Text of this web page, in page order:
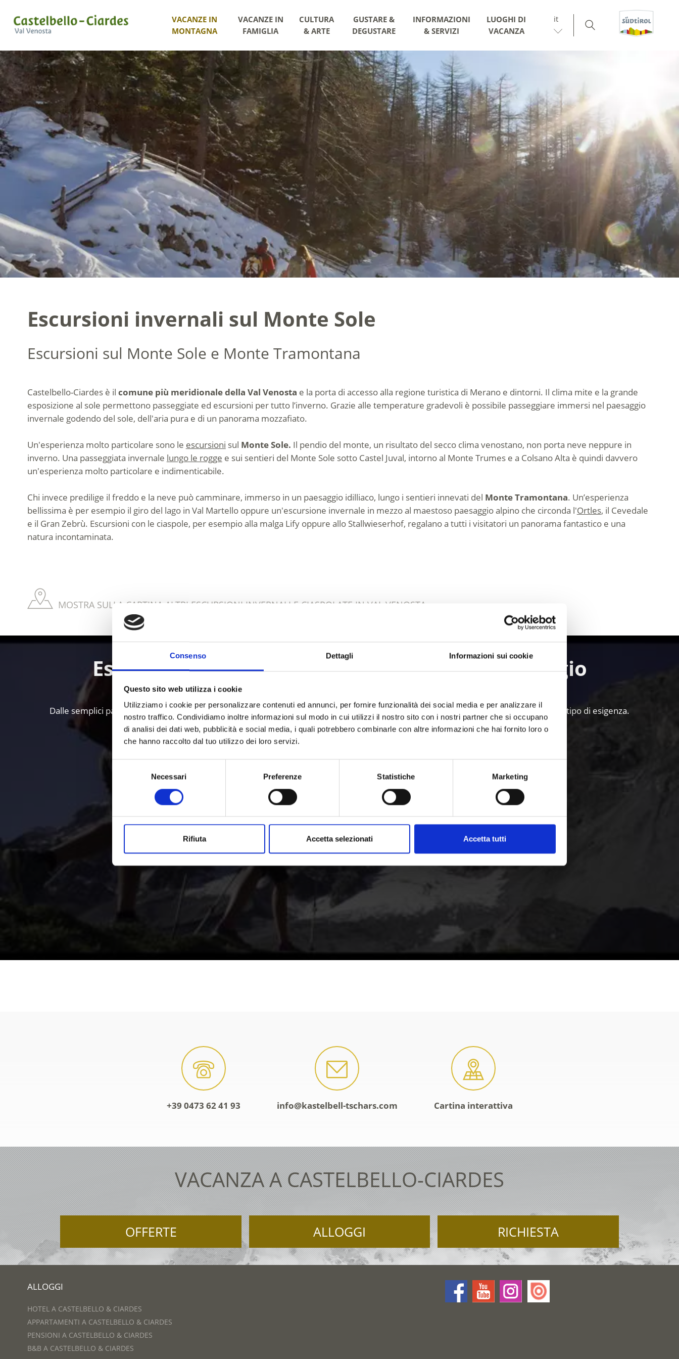
Consenso Dettagli Informazioni sui cookie
Questo sito web utilizza i cookie
Utilizziamo i cookie per personalizzare contenuti ed annunci, per fornire funzionalità dei social media e per analizzare il
nostro traffico. Condividiamo inoltre informazioni sul modo in cui utilizzi il nostro sito con i nostri partner che si occupano
di analisi dei dati web, pubblicità e social media, i quali potrebbero combinarle con altre informazioni che hai fornito loro o
che hanno raccolto dal tuo utilizzo dei loro servizi.
Necessari Preferenze Statistiche Marketing
Rifiuta Accetta selezionati Accetta tutti
VACANZE IN
MONTAGNA
VACANZE IN
FAMIGLIA
CULTURA
& ARTE
GUSTARE &
DEGUSTARE
INFORMAZIONI
& SERVIZI
LUOGHI DI
VACANZA
it
Escursioni invernali sul Monte Sole
Escursioni sul Monte Sole e Monte Tramontana
Castelbello-Ciardes è il comune più meridionale della Val Venosta e la porta di accesso alla regione turistica di Merano e dintorni. Il clima mite e la grande
esposizione al sole permettono passeggiate ed escursioni per tutto l’inverno. Grazie alle temperature gradevoli è possibile passeggiare immersi nel paesaggio
invernale godendo del sole, dell'aria pura e di un panorama mozzafiato.
Un'esperienza molto particolare sono le escursioni sul Monte Sole. Il pendio del monte, un risultato del secco clima venostano, non porta neve neppure in
inverno. Una passeggiata invernale lungo le rogge e sui sentieri del Monte Sole sotto Castel Juval, intorno al Monte Trumes e a Colsano Alta è quindi davvero
un'esperienza molto particolare e indimenticabile.
Chi invece predilige il freddo e la neve può camminare, immerso in un paesaggio idilliaco, lungo i sentieri innevati del Monte Tramontana. Un’esperienza
bellissima è per esempio il giro del lago in Val Martello oppure un'escursione invernale in mezzo al maestoso paesaggio alpino che circonda l'Ortles, il Cevedale
e il Gran Zebrù. Escursioni con le ciaspole, per esempio alla malga Lify oppure allo Stallwieserhof, regalano a tutti i visitatori un panorama fantastico e una
natura incontaminata.
MOSTRA SULLA CARTINA ALTRI ESCURSIONI INVERNALI E CIASPOLATE IN VAL VENOSTA
Escursioni in Val Venosta: varie come il paesaggio
Dalle semplici passeggiate panoramiche ai tour in quota: l’area vacanze Val Venosta offre una fitta rete di sentieri e itinerari per ogni tipo di esigenza.
+39 0473 62 41 93 info@kastelbell-tschars.com Cartina interattiva
VACANZA A CASTELBELLO-CIARDES
OFFERTE ALLOGGI RICHIESTA
ALLOGGI
HOTEL A CASTELBELLO & CIARDES
APPARTAMENTI A CASTELBELLO & CIARDES
PENSIONI A CASTELBELLO & CIARDES
B&B A CASTELBELLO & CIARDES